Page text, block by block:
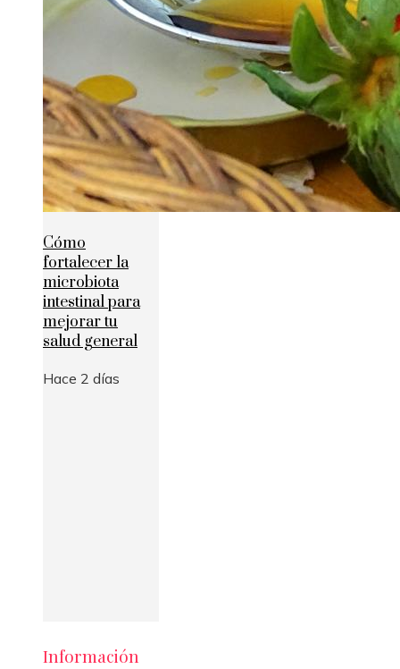
Cómo
fortalecer la
microbiota
intestinal para
mejorar tu
salud general
Hace 2 días
Información